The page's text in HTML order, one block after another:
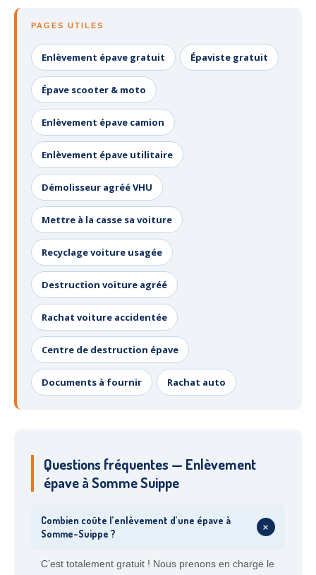
PAGES UTILES
Enlèvement épave gratuit Épaviste gratuit
Épave scooter & moto
Enlèvement épave camion
Enlèvement épave utilitaire
Démolisseur agréé VHU
Mettre à la casse sa voiture
Recyclage voiture usagée
Destruction voiture agréé
Rachat voiture accidentée
Centre de destruction épave
Documents à fournir Rachat auto
Questions fréquentes — Enlèvement
épave à Somme Suippe
Combien coûte l’enlèvement d’une épave à
Somme-Suippe ?
+
C’est totalement gratuit ! Nous prenons en charge le